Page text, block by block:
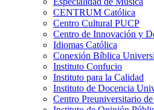
CENTRUM Católica
Centro Cultural PUCP
Centro de Innovación y
Idiomas Católica
Conexión Bíblica
Instituto Confucio
Instituto para la Calidad
Instituto de Docencia
Centro Preuniversitario